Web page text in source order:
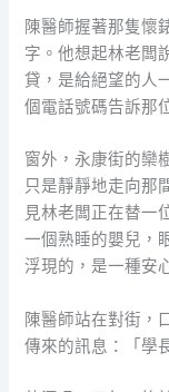
陳醫師握著那隻懷
字。他想起林老闆
貸，是給絕望的人
個電話號碼告訴那
窗外，永康街的欒
只是靜靜地走向那
見林老闆正在替一
一個熟睡的嬰兒，
浮現的，是一種安
陳醫師站在對街
傳來的訊息：「學